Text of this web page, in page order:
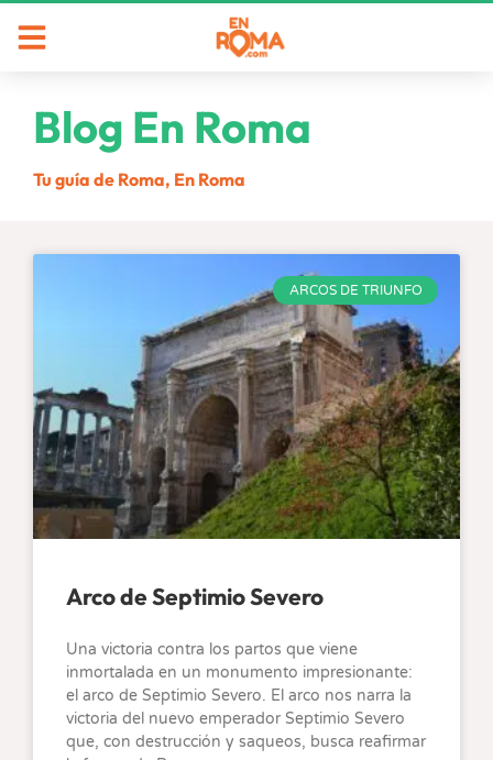
Blog En Roma
Tu guía de Roma, En Roma
ARCOS DE TRIUNFO
Arco de Septimio Severo
Una victoria contra los partos que viene
inmortalada en un monumento impresionante:
el arco de Septimio Severo. El arco nos narra la
victoria del nuevo emperador Septimio Severo
que, con destrucción y saqueos, busca reafirmar